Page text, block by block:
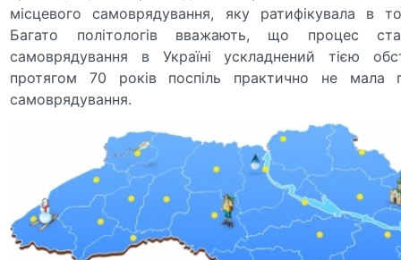
місцевого самоврядування, яку ратифікувала в
Багато політологів вважають, що процес
самоврядування в Україні ускладнений тією
протягом 70 років поспіль практично не мала
самоврядування.